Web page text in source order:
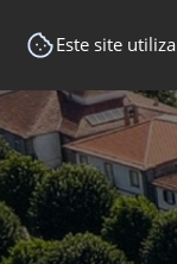
Este site